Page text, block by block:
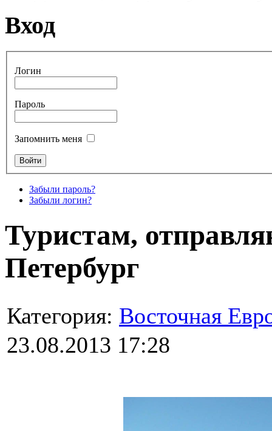
Вход
Логин
Пароль
Запомнить меня
Забыли пароль?
Забыли логин?
Туристам,
Петербург
Категория: Восточная
23.08.2013 17:28